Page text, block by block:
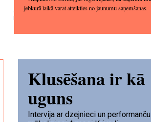
Sofija Kozlova
Klusēšana ir kā
uguns
Intervija ar dzejnieci un performanču